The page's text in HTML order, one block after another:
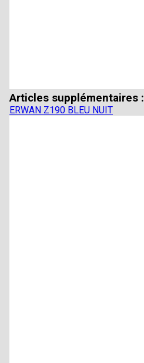
Articles supplémentaires :
ERWAN Z190 BLEU NUIT